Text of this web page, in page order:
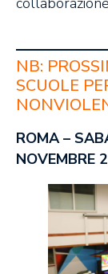
NB:
SCUOLE
ROMA –
NOVEMBRE